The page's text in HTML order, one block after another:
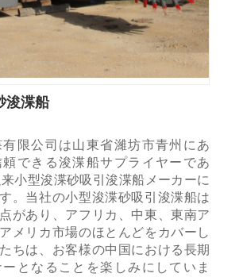
浚渫船
限公司は山東省濰坊市青州にあ
頼できる浚渫船サプライヤーであ
小型浚渫砂吸引浚渫船メーカーに
。当社の小型浚渫砂吸引浚渫船は
があり、アフリカ、中東、東南ア
メリカ市場のほとんどをカバーし
ちは、お客様の中国における長期
となることを楽しみにしていま